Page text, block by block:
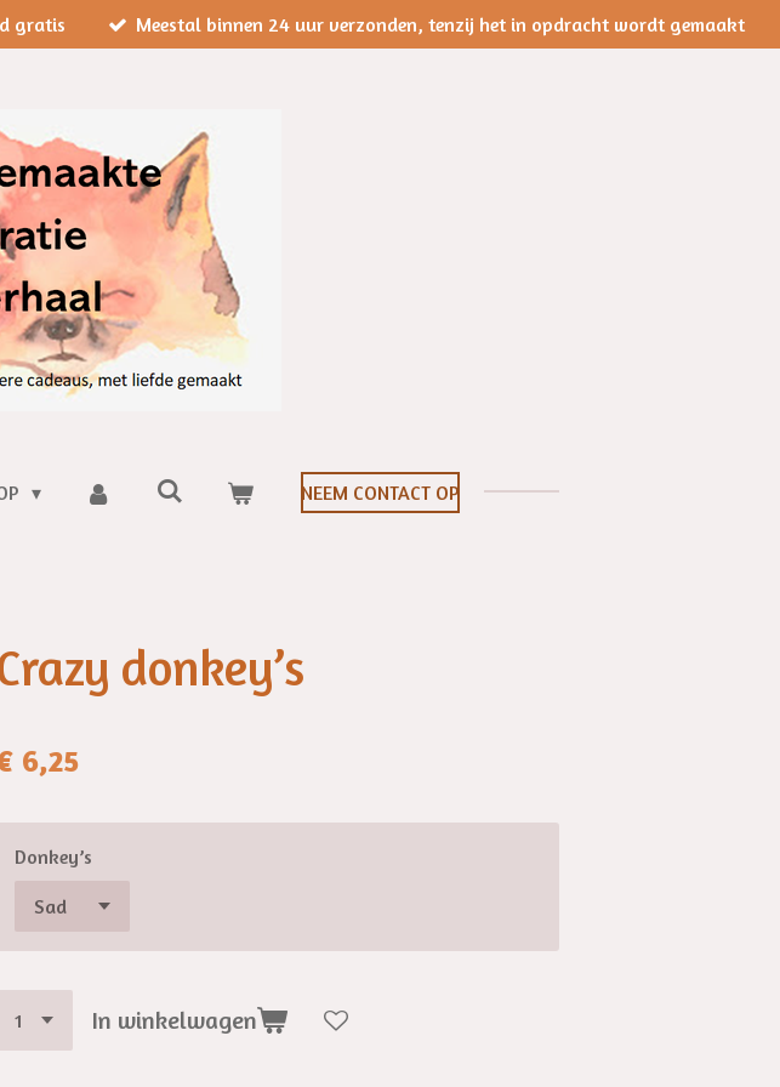
gratis Meestal binnen 24 uur verzonden, tenzij het in opdracht wordt gemaakt
NEEM CONTACT OP
donkey’s
6,25
Donkey’s
In winkelwagen